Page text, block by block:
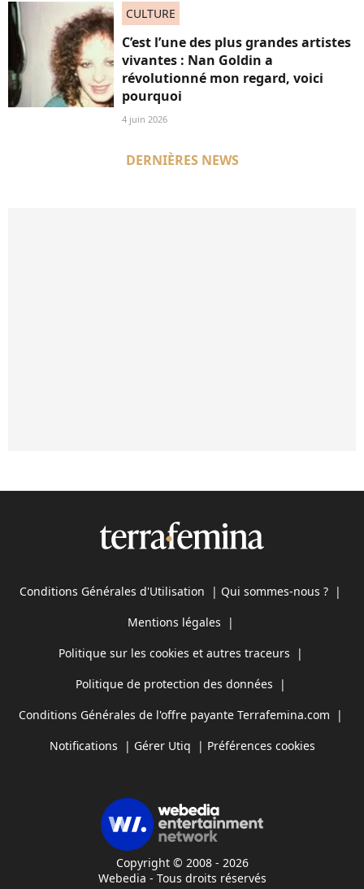
CULTURE
C’est l’une des plus grandes artistes
vivantes : Nan Goldin a
révolutionné mon regard, voici
pourquoi
4 juin 2026
DERNIÈRES NEWS
Conditions Générales d'Utilisation | Qui sommes-nous ? |
Mentions légales |
Politique sur les cookies et autres traceurs |
Politique de protection des données |
Conditions Générales de l'offre payante Terrafemina.com |
Notifications | Gérer Utiq | Préférences cookies
Copyright © 2008 - 2026
Webedia - Tous droits réservés